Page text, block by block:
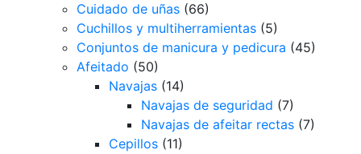
Cuidado de uñas (66)
Cuchillos y multiherramientas (5)
Conjuntos de manicura y pedicura (45)
Afeitado (50)
Navajas (14)
Navajas de seguridad (7)
Navajas de afeitar rectas (7)
Cepillos (11)